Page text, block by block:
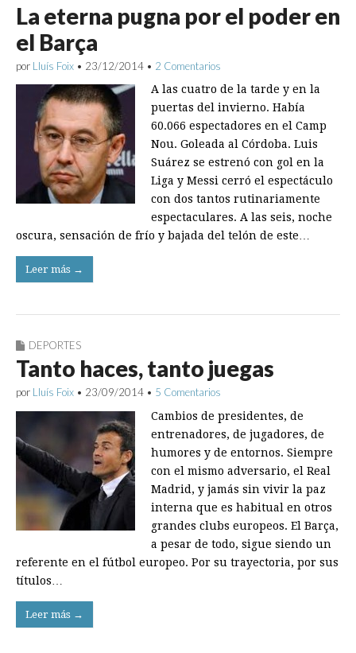
La eterna pugna por el poder en
el Barça
por Lluís Foix • 23/12/2014 • 2 Comentarios
A las cuatro de la tarde y en la
puertas del invierno. Había
60.066 espectadores en el Camp
Nou. Goleada al Córdoba. Luis
Suárez se estrenó con gol en la
Liga y Messi cerró el espectáculo
con dos tantos rutinariamente
espectaculares. A las seis, noche
oscura, sensación de frío y bajada del telón de este…
Leer más →
DEPORTES
Tanto haces, tanto juegas
por Lluís Foix • 23/09/2014 • 5 Comentarios
Cambios de presidentes, de
entrenadores, de jugadores, de
humores y de entornos. Siempre
con el mismo adversario, el Real
Madrid, y jamás sin vivir la paz
interna que es habitual en otros
grandes clubs europeos. El Barça,
a pesar de todo, sigue siendo un
referente en el fútbol europeo. Por su trayectoria, por sus
títulos…
Leer más →